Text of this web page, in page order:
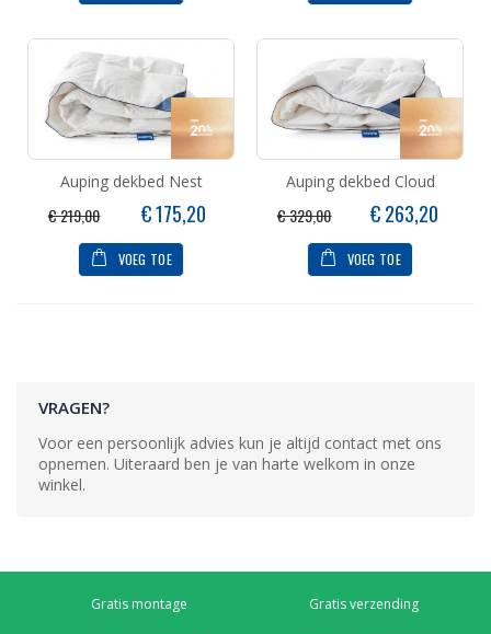
Auping dekbed Nest
€ 219,00
Speciale
prijs
€ 175,20
VOEG TOE
Auping dekbed Cloud
€ 329,00
Speciale
prijs
€ 263,20
VOEG TOE
VRAGEN?
Voor een persoonlijk advies kun je altijd contact met ons
opnemen. Uiteraard ben je van harte welkom in onze
winkel.
Gratis montage Gratis verzending